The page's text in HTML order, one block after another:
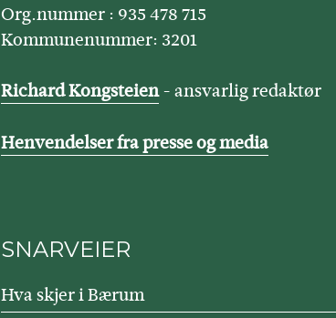
Org.nummer : 935 478 715
Kommunenummer: 3201
Richard Kongsteien- ansvarlig redaktør
Henvendelser fra presse og media
SNARVEIER
Hva skjer i Bærum